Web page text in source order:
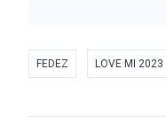
FEDEZ LOVE MI 2023